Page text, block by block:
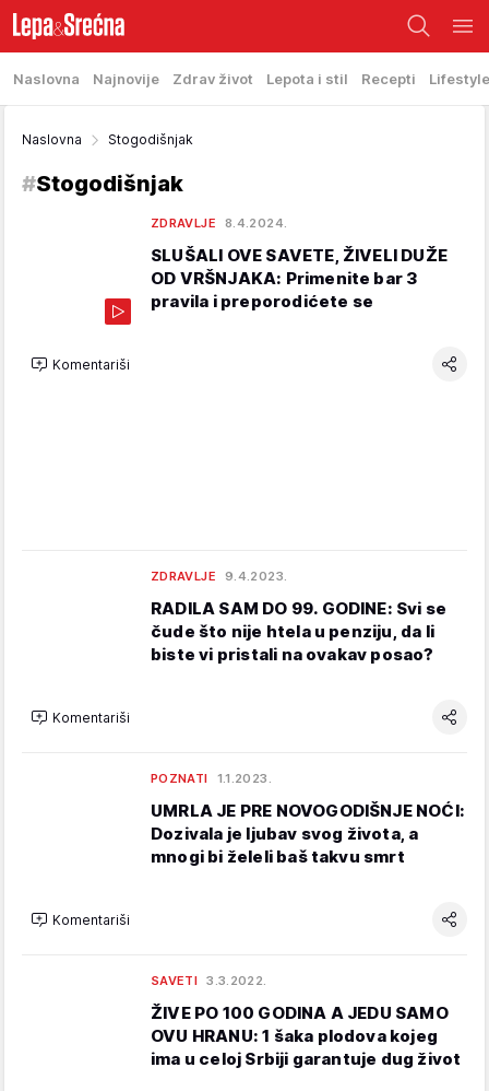
Naslovna Najnovije Zdrav život Lepota i stil Recepti Lifestyle
Naslovna Stogodišnjak
#Stogodišnjak
ZDRAVLJE 8.4.2024.
SLUŠALI OVE SAVETE, ŽIVELI DUŽE
OD VRŠNJAKA: Primenite bar 3
pravila i preporodićete se
Komentariši
ZDRAVLJE 9.4.2023.
RADILA SAM DO 99. GODINE: Svi se
čude što nije htela u penziju, da li
biste vi pristali na ovakav posao?
Komentariši
POZNATI 1.1.2023.
UMRLA JE PRE NOVOGODIŠNJE NOĆI:
Dozivala je ljubav svog života, a
mnogi bi želeli baš takvu smrt
Komentariši
SAVETI 3.3.2022.
ŽIVE PO 100 GODINA A JEDU SAMO
OVU HRANU: 1 šaka plodova kojeg
ima u celoj Srbiji garantuje dug život